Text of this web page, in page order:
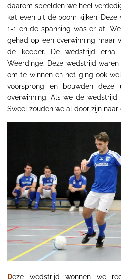
daarom speelden we heel
kat even uit de boom kijken.
1-1 en de spanning was er af.
gehad op een overwinning maar
de keeper. De wedstrijd
Weerdinge. Deze wedstrijd
om te winnen en het ging ook
voorsprong en bouwden
overwinning. Als we de
Sweel zouden we al door zijn naar
Deze wedstrijd wonnen we